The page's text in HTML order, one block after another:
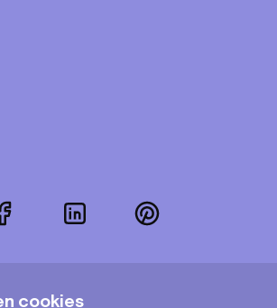
FacebookLinkedInPinterest
Instagram